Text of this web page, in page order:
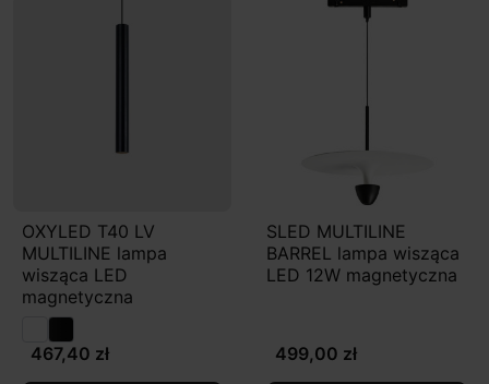
OXYLED T40 LV
MULTILINE lampa
wisząca LED
magnetyczna
467,40 zł
SLED MULTILINE
BARREL lampa wisząca
LED 12W magnetyczna
499,00 zł